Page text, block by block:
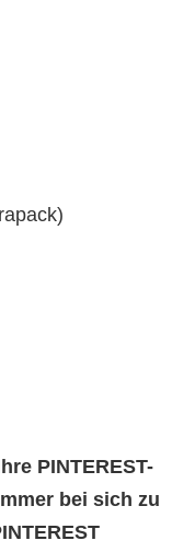
PINTEREST-
bei sich zu